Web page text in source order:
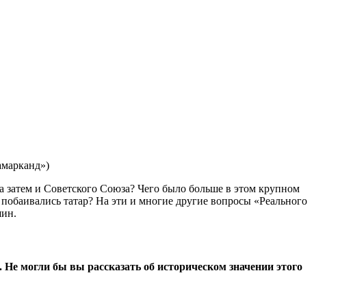
затем и Советского Союза? Чего было больше в этом крупном
татар? На эти и многие другие вопросы «Реального
могли бы вы рассказать об историческом значении этого